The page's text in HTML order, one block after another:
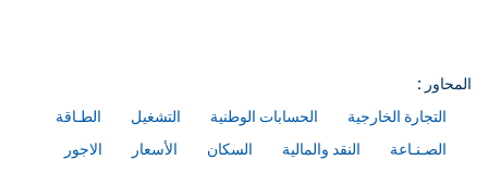
المحاور :
التجارة الخارجية
الحسابات الوطنية التشغيل
الطـاقة
الصـنـاعة
النقد والمالية السكان الأسعار
الاجور